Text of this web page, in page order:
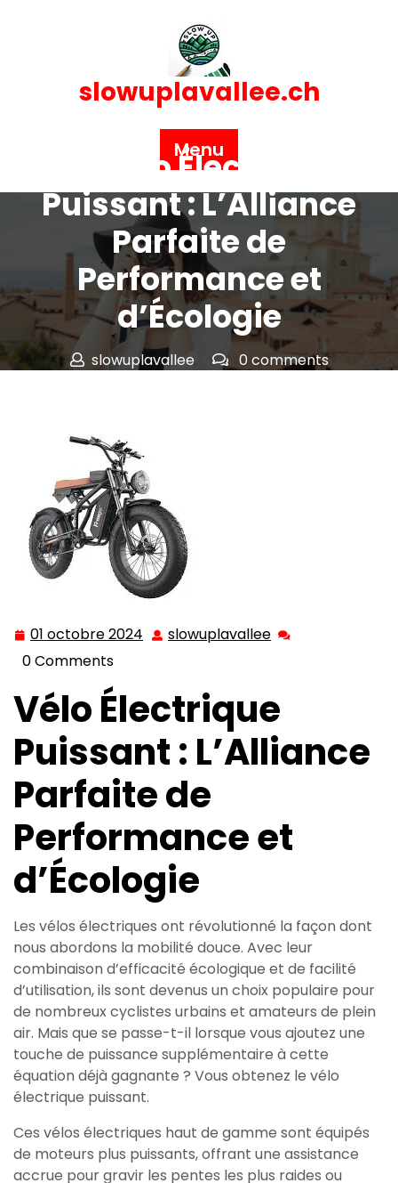
slowuplavallee.ch
Menu
Le Vélo Électrique
Puissant : L’Alliance
Parfaite de
Performance et
d’Écologie
slowuplavallee
0 comments
Performance et d’Écologie
01 octobre 2024 01 slowuplavallee slowuplavallee
0 Comments
Vélo Électrique
Puissant : L’Alliance
Parfaite de
Performance et
d’Écologie
Les vélos électriques ont révolutionné la façon dont
nous abordons la mobilité douce. Avec leur
combinaison d’efficacité écologique et de facilité
d’utilisation, ils sont devenus un choix populaire pour
de nombreux cyclistes urbains et amateurs de plein
air. Mais que se passe-t-il lorsque vous ajoutez une
touche de puissance supplémentaire à cette
équation déjà gagnante ? Vous obtenez le vélo
électrique puissant.
Ces vélos électriques haut de gamme sont équipés
de moteurs plus puissants, offrant une assistance
accrue pour gravir les pentes les plus raides ou